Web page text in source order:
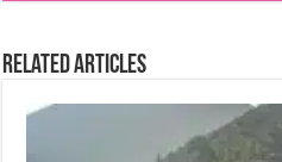
Related Articles